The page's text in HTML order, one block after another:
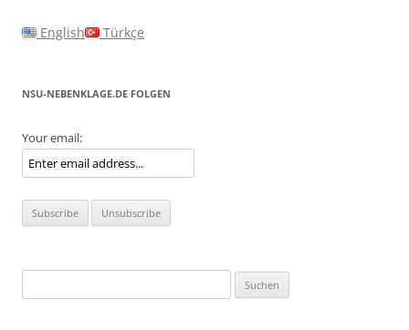
English Türkçe
NSU-NEBENKLAGE.DE FOLGEN
Your email:
nach: